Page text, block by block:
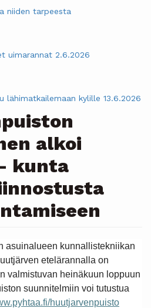
niiden tarpeesta
uimarannat 2.6.2026
lähimatkailemaan kylille 13.6.2026
alkoi
kunta
asuinalueen kunnallistekniikan
etelärannalla on
valmistuvan heinäkuun loppuun
suunnitelmiin voi tutustua
huutjarvenpuisto